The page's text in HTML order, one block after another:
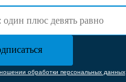
обработки персональных данных